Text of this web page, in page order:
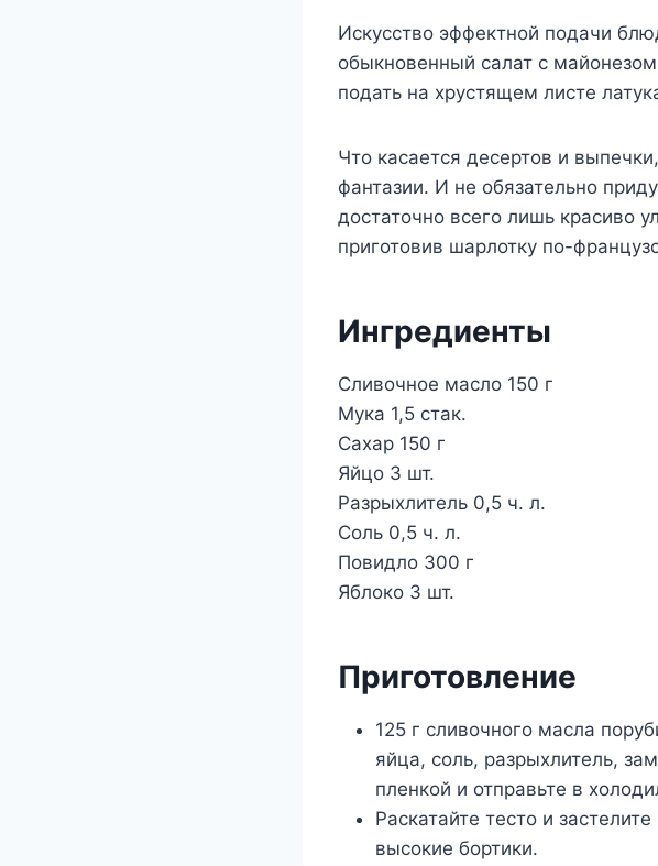
Искусство эффектной подачи
обыкновенный салат с майонезом
подать на хрустящем листе
Что касается десертов и
фантазии. И не обязательно
достаточно всего лишь красиво
приготовив шарлотку по-
Ингредиенты
Сливочное масло 150 г
Мука 1,5 стак.
Сахар 150 г
Яйцо 3 шт.
Разрыхлитель 0,5 ч. л.
Соль 0,5 ч. л.
Повидло 300 г
Яблоко 3 шт.
Приготовление
125 г сливочного масла
яйца, соль, разрыхлитель,
пленкой и отправьте в
Раскатайте тесто и
высокие бортики.